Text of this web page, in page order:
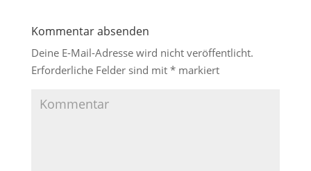
Kommentar absenden
Deine E-Mail-Adresse wird nicht veröffentlicht.
Erforderliche Felder sind mit *markiert